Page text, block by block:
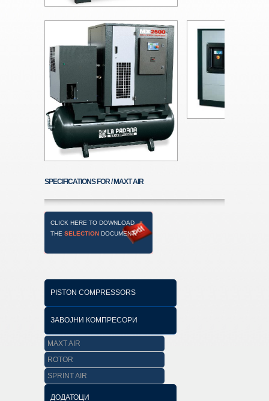
SPECIFICATIONS FOR / MAXT AIR
CLICK HERE TO DOWNLOAD
THE SELECTION DOCUMENT
PISTON COMPRESSORS
ЗАВОЈНИ КОМПРЕСОРИ
MAXT AIR
ROTOR
SPRINT AIR
ДОДАТОЦИ